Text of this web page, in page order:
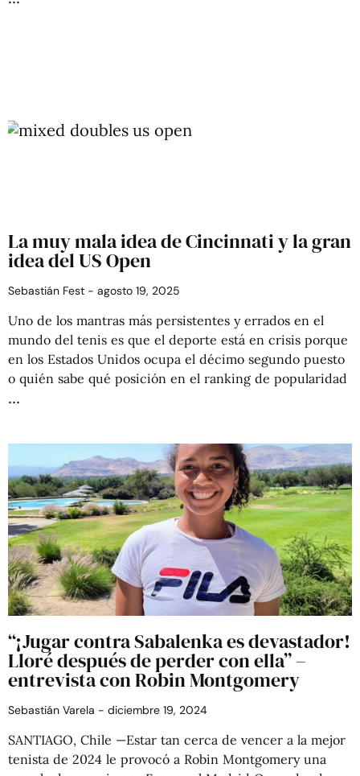
La muy mala idea de Cincinnati y la gran
idea del US Open
Sebastián Fest agosto 19, 2025
Uno de los mantras más persistentes y errados en el
mundo del tenis es que el deporte está en crisis porque
en los Estados Unidos ocupa el décimo segundo puesto
o quién sabe qué posición en el ranking de popularidad
“¡Jugar contra Sabalenka es devastador!
Lloré después de perder con ella” –
entrevista con Robin Montgomery
Sebastián Varela diciembre 19, 2024
SANTIAGO, Chile —Estar tan cerca de vencer a la mejor
tenista de 2024 le provocó a Robin Montgomery una